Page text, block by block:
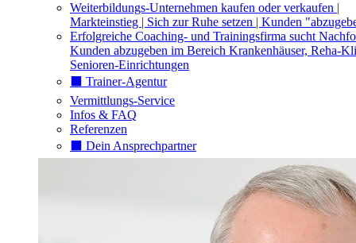
Weiterbildungs-Unternehmen kaufen oder verkaufen |
Markteinstieg | Sich zur Ruhe setzen | Kunden
Erfolgreiche Coaching- und Trainingsfirma sucht
Kunden abzugeben im Bereich Krankenhäuser, Reha-
Senioren-Einrichtungen
⬛️ Trainer-Agentur
Vermittlungs-Service
Infos & FAQ
Referenzen
⬛️ Dein Ansprechpartner